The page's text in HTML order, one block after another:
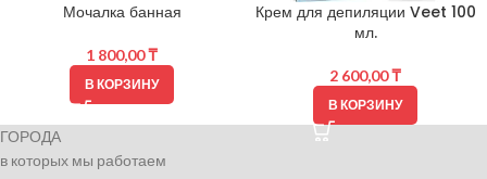
Мочалка банная
1 800,00₸
В КОРЗИНУ
Крем для депиляции Veet 100
мл.
2 600,00₸
В КОРЗИНУ
ГОРОДА
в которых мы работаем